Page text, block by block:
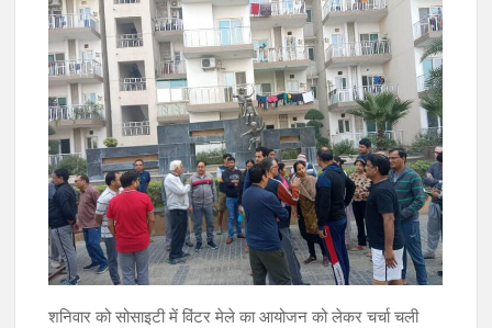
शनिवार को सोसाइटी में विंटर मेले का आयोजन को लेकर चर्चा चली